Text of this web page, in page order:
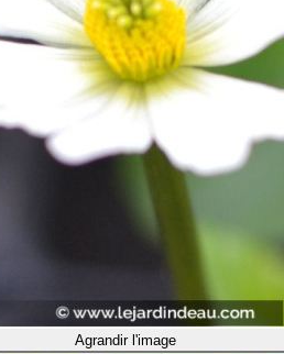
Agrandir l'image